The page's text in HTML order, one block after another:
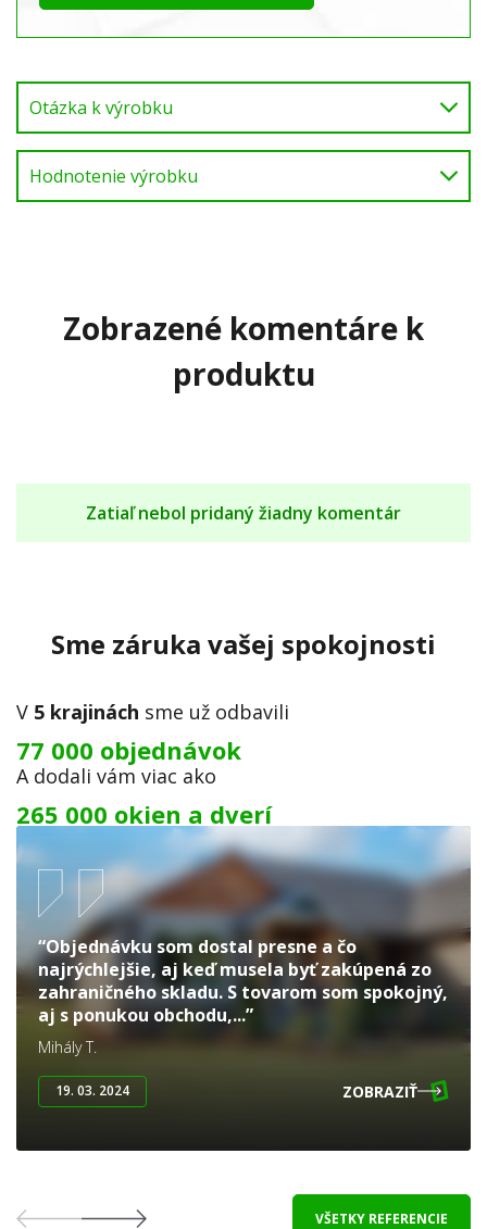
Otázka k výrobku
Hodnotenie výrobku
Zobrazené komentáre k
produktu
Zatiaľ nebol pridaný žiadny komentár
Sme záruka vašej spokojnosti
V 5 krajinách sme už odbavili
77 000 objednávok
A dodali vám viac ako
265 000 okien a dverí
“Objednávku som dostal presne a čo
najrýchlejšie, aj keď musela byť zakúpená zo
zahraničného skladu. S tovarom som spokojný,
aj s ponukou obchodu,...”
Mihály T.
19. 03. 2024 ZOBRAZIŤ
VŠETKY REFERENCIE